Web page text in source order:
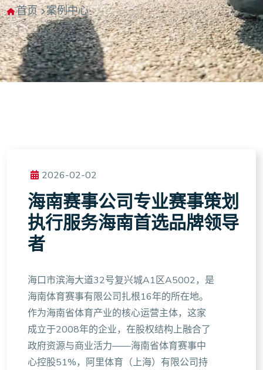
首页 案例中心
2026-02-02
海南赛事公司专业赛事策划
执行服务海南首选品牌领导
者
海口市滨海大道32号复兴城A1区A5002，是
海南体育赛事有限公司扎根16年的所在地。
作为海南省体育产业的核心运营主体，这家
成立于2008年的企业，在股权结构上融合了
政府资源与商业活力——海南省体育赛事中
心控股51%，阿里体育（上海）有限公司持